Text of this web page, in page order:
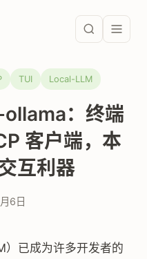
TUI Local-LLM
：终端
客户端，本
互利器
6日
）已成为许多开发者的